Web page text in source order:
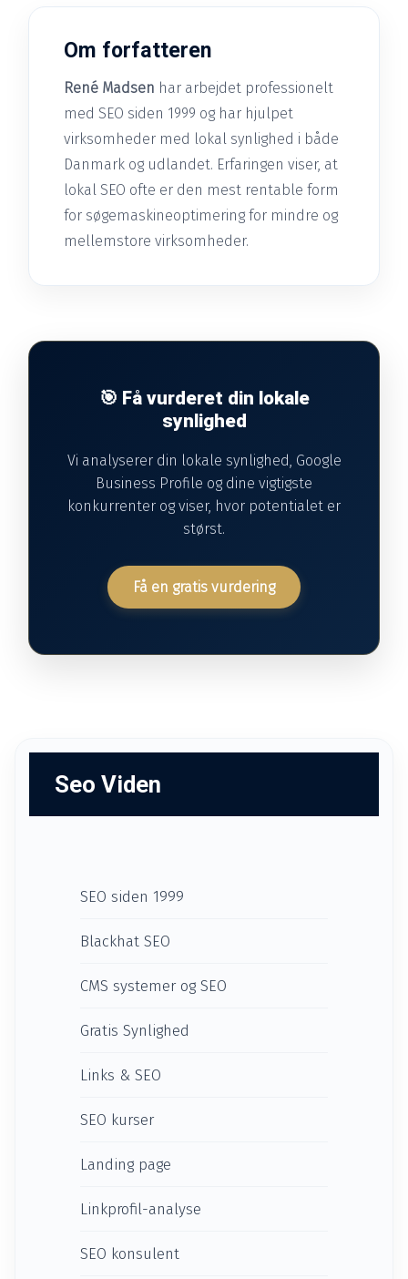
Om forfatteren
René Madsen har arbejdet professionelt
med SEO siden 1999 og har hjulpet
virksomheder med lokal synlighed i både
Danmark og udlandet. Erfaringen viser, at
lokal SEO ofte er den mest rentable form
for søgemaskineoptimering for mindre og
mellemstore virksomheder.
🎯 Få vurderet din lokale
synlighed
Vi analyserer din lokale synlighed, Google
Business Profile og dine vigtigste
konkurrenter og viser, hvor potentialet er
størst.
Få en gratis vurdering
Seo Viden
SEO siden 1999
Blackhat SEO
CMS systemer og SEO
Gratis Synlighed
Links & SEO
SEO kurser
Landing page
Linkprofil-analyse
SEO konsulent